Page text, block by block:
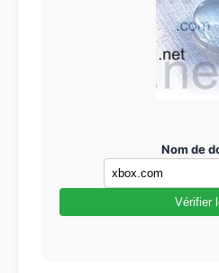
Nom de
Vérifier